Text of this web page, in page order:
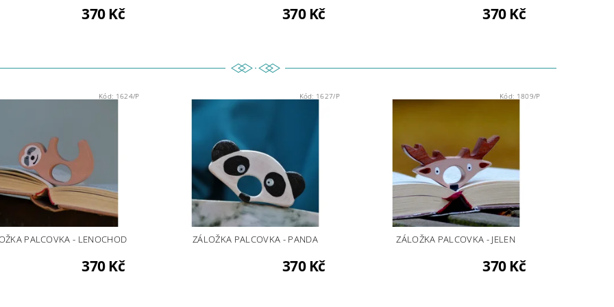
370 Kč 370 Kč 370 Kč
Kód: 1624/P
PALCOVKA - LENOCHOD
370 Kč
Kód: 1627/P
ZÁLOŽKA PALCOVKA - PANDA
370 Kč
Kód: 1809/P
ZÁLOŽKA PALCOVKA - JELEN
370 Kč